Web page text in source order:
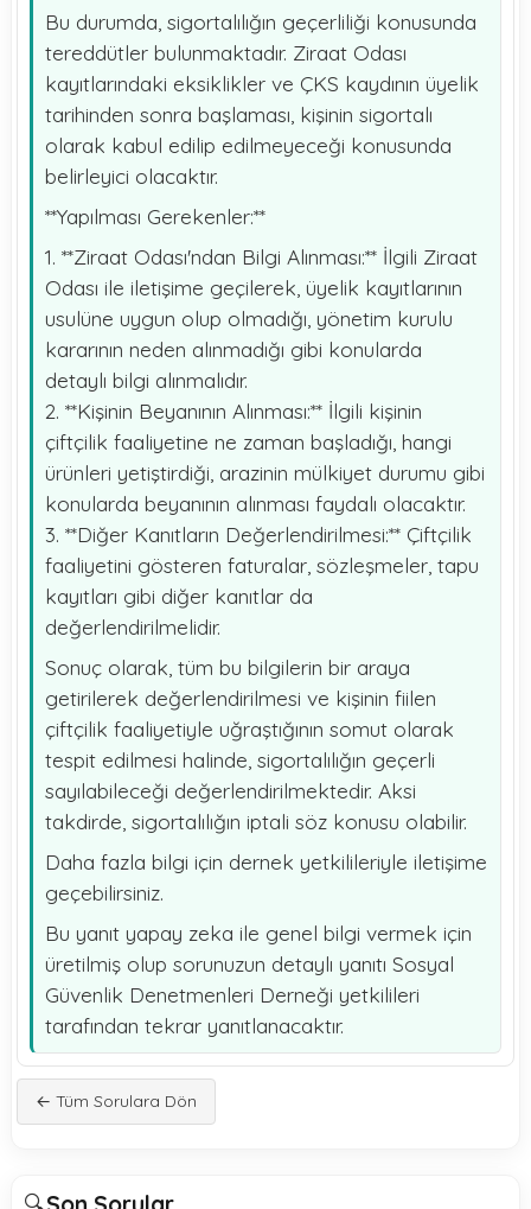
Bu durumda, sigortalılığın geçerliliği konusunda
tereddütler bulunmaktadır. Ziraat Odası
kayıtlarındaki eksiklikler ve ÇKS kaydının üyelik
tarihinden sonra başlaması, kişinin sigortalı
olarak kabul edilip edilmeyeceği konusunda
belirleyici olacaktır.
**Yapılması Gerekenler:**
1. **Ziraat Odası'ndan Bilgi Alınması:** İlgili Ziraat
Odası ile iletişime geçilerek, üyelik kayıtlarının
usulüne uygun olup olmadığı, yönetim kurulu
kararının neden alınmadığı gibi konularda
detaylı bilgi alınmalıdır.
2. **Kişinin Beyanının Alınması:** İlgili kişinin
çiftçilik faaliyetine ne zaman başladığı, hangi
ürünleri yetiştirdiği, arazinin mülkiyet durumu gibi
konularda beyanının alınması faydalı olacaktır.
3. **Diğer Kanıtların Değerlendirilmesi:** Çiftçilik
faaliyetini gösteren faturalar, sözleşmeler, tapu
kayıtları gibi diğer kanıtlar da
değerlendirilmelidir.
Sonuç olarak, tüm bu bilgilerin bir araya
getirilerek değerlendirilmesi ve kişinin fiilen
çiftçilik faaliyetiyle uğraştığının somut olarak
tespit edilmesi halinde, sigortalılığın geçerli
sayılabileceği değerlendirilmektedir. Aksi
takdirde, sigortalılığın iptali söz konusu olabilir.
Daha fazla bilgi için dernek yetkilileriyle iletişime
geçebilirsiniz.
Bu yanıt yapay zeka ile genel bilgi vermek için
üretilmiş olup sorunuzun detaylı yanıtı Sosyal
Güvenlik Denetmenleri Derneği yetkilileri
tarafından tekrar yanıtlanacaktır.
← Tüm Sorulara Dön